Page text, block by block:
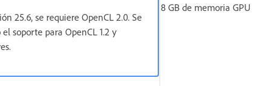
25.6, se requiere OpenCL 2.0. Se
soporte para OpenCL 1.2 y
8 GB de memoria GPU